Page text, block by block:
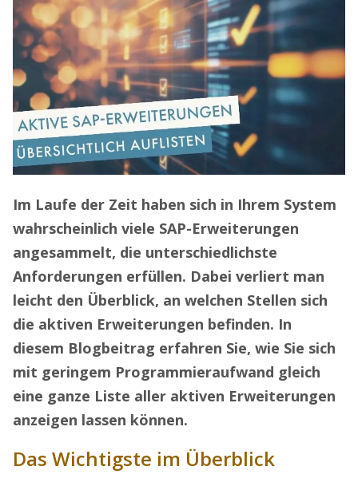
Im Laufe der Zeit haben sich in Ihrem System
wahrscheinlich viele SAP-Erweiterungen
angesammelt, die unterschiedlichste
Anforderungen erfüllen. Dabei verliert man
leicht den Überblick, an welchen Stellen sich
die aktiven Erweiterungen befinden. In
diesem Blogbeitrag erfahren Sie, wie Sie sich
mit geringem Programmieraufwand gleich
eine ganze Liste aller aktiven Erweiterungen
anzeigen lassen können.
Das Wichtigste im Überblick